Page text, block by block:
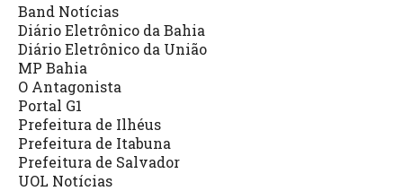
Band Notícias
Diário Eletrônico da Bahia
Diário Eletrônico da União
MP Bahia
O Antagonista
Portal G1
Prefeitura de Ilhéus
Prefeitura de Itabuna
Prefeitura de Salvador
UOL Notícias